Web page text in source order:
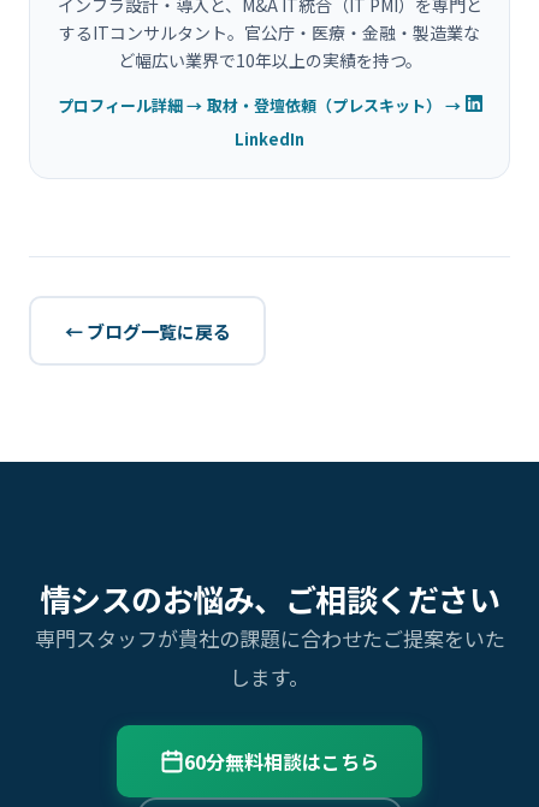
インフラ設計・導入と、M&A IT統合（IT PMI）を専門と
するITコンサルタント。官公庁・医療・金融・製造業な
ど幅広い業界で10年以上の実績を持つ。
プロフィール詳細 → 取材・登壇依頼（プレスキット） →
LinkedIn
← ブログ一覧に戻る
情シスのお悩み、ご相談ください
専門スタッフが貴社の課題に合わせたご提案をいた
します。
60分無料相談はこちら